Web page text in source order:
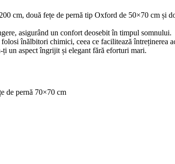
cm, două fețe de pernă tip Oxford de 50×70 cm și
asigurând un confort deosebit în timpul somnului.
înălbitori chimici, ceea ce facilitează întreținerea
ți un aspect îngrijit și elegant fără eforturi mari.
de pernă 70×70 cm